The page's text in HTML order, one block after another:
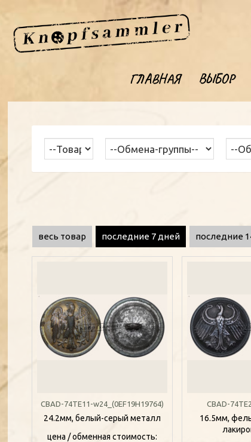
ГЛАВНАЯ ВЫБОР
весь товар последние 7 дней последние
CBAD-74TE11-w24_(0EF19H19764)
24.2мм, белый-серый металл
цена / oбменная стоимость:
CBAD-
16.5мм,